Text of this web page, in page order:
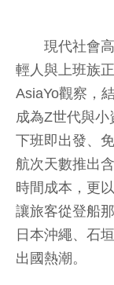
現代社會高
輕人與上班族
AsiaYo觀察，
成為Z世代與
下班即出發、
航次天數推出
時間成本，更
讓旅客從登船
日本沖繩、石
出國熱潮。